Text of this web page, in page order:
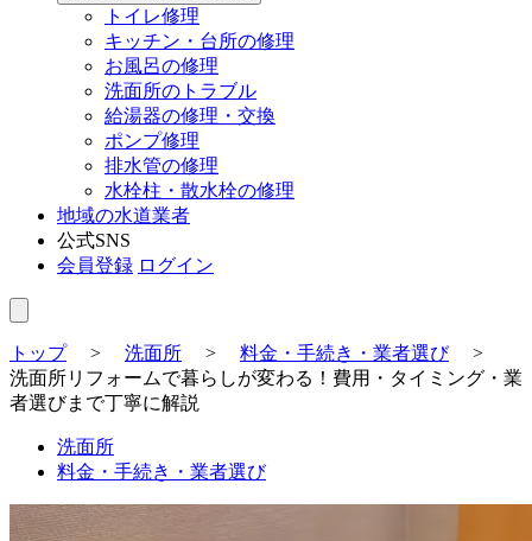
トイレ修理
キッチン・台所の修理
お風呂の修理
洗面所のトラブル
給湯器の修理・交換
ポンプ修理
排水管の修理
水栓柱・散水栓の修理
地域の水道業者
公式SNS
会員登録 ログイン
トップ> 洗面所 > 料金・手続き・業者選び>
洗面所リフォームで暮らしが変わる！費用・タイミング・業
者選びまで丁寧に解説
洗面所
料金・手続き・業者選び